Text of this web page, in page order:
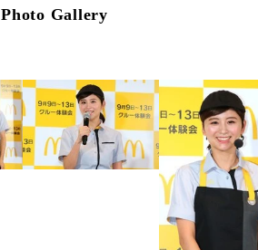
Photo Gallery